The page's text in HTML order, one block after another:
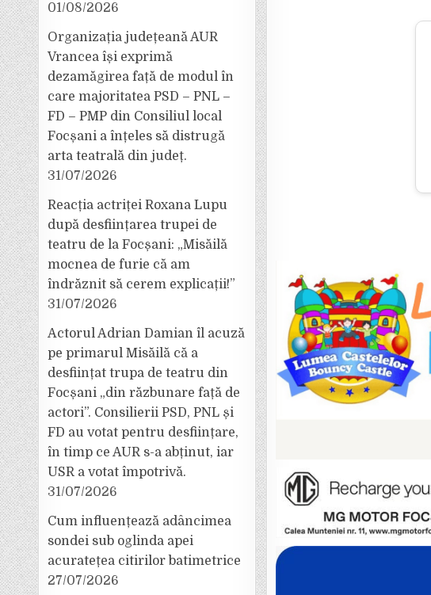
01/08/2026
Organizația județeană AUR
Vrancea își exprimă
dezamăgirea față de modul în
care majoritatea PSD – PNL –
FD – PMP din Consiliul local
Focșani a înțeles să distrugă
arta teatrală din județ.
31/07/2026
Reacția actriței Roxana Lupu
după desființarea trupei de
teatru de la Focșani: „Misăilă
mocnea de furie că am
îndrăznit să cerem explicații!”
31/07/2026
Actorul Adrian Damian îl acuză
pe primarul Misăilă că a
desființat trupa de teatru din
Focșani „din răzbunare față de
actori”. Consilierii PSD, PNL și
FD au votat pentru desființare,
în timp ce AUR s-a abținut, iar
USR a votat împotrivă.
31/07/2026
Cum influențează adâncimea
sondei sub oglinda apei
acuratețea citirilor batimetrice
27/07/2026